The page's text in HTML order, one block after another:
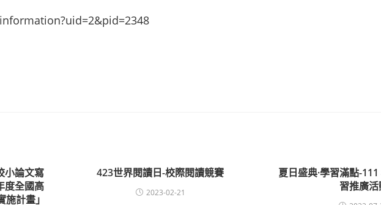
小論文寫
度全國高
計畫」
423世界閱讀日-校際閱讀競賽
2023-02-21
夏日盛典·學習滿點-
習推廣活